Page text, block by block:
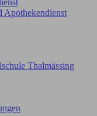
Apothekendienst
Thalmässing